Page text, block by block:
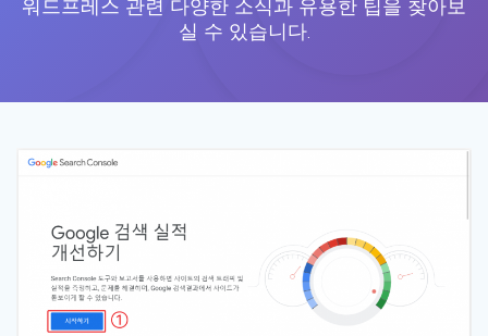
워드프레스 관련 다양한 소식과 유용한 팁을 찾아보
실 수 있습니다.